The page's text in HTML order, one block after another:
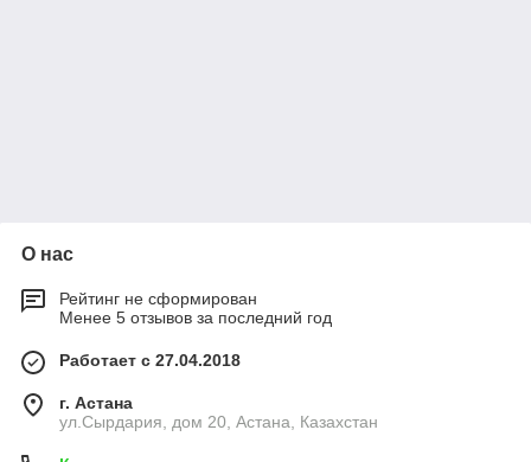
О нас
Рейтинг не сформирован
Менее 5 отзывов за последний год
Работает с 27.04.2018
г. Астана
ул.Сырдария, дом 20, Астана, Казахстан